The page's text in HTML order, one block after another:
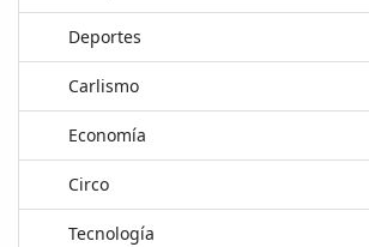
Deportes
Carlismo
Economía
Circo
Tecnología